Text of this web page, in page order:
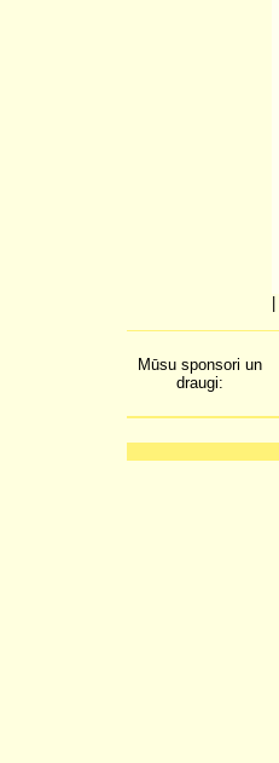
Mūsu sponsori un
draugi: